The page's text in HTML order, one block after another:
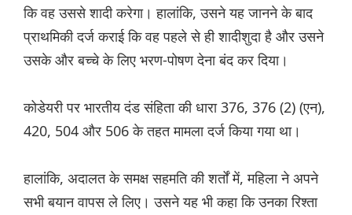
कि वह उससे शादी करेगा। हालांकि, उसने यह जानने के बाद
प्राथमिकी दर्ज कराई कि वह पहले से ही शादीशुदा है और उसने
उसके और बच्चे के लिए भरण-पोषण देना बंद कर दिया।
कोडेयरी पर भारतीय दंड संहिता की धारा 376, 376 (2) (एन),
420, 504 और 506 के तहत मामला दर्ज किया गया था।
हालांकि, अदालत के समक्ष सहमति की शर्तों में, महिला ने अपने
सभी बयान वापस ले लिए। उसने यह भी कहा कि उनका रिश्ता